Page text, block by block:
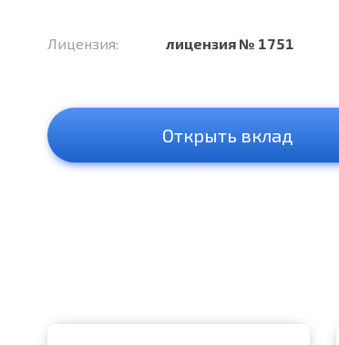
Лицензия: лицензия № 1751
Открыть вклад